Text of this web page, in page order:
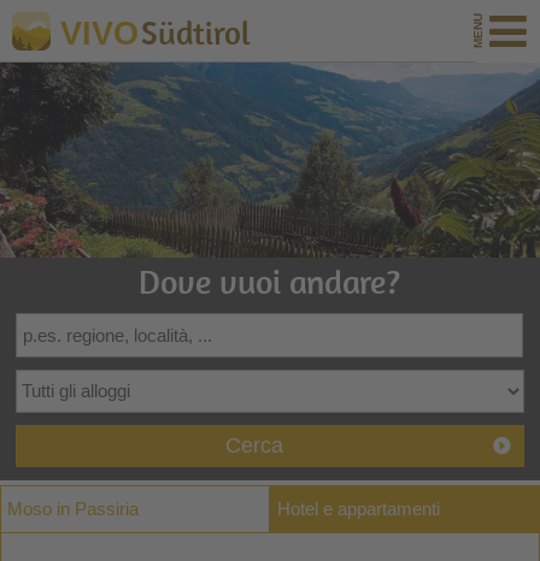
VIVOSüdtirol
Dove vuoi andare?
Cerca
Moso in Passiria Hotel e appartamenti